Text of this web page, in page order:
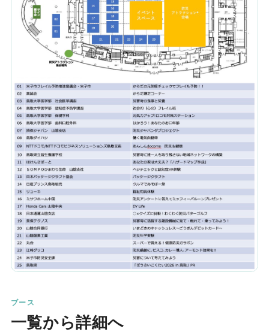
ブース
一覧から詳細へ